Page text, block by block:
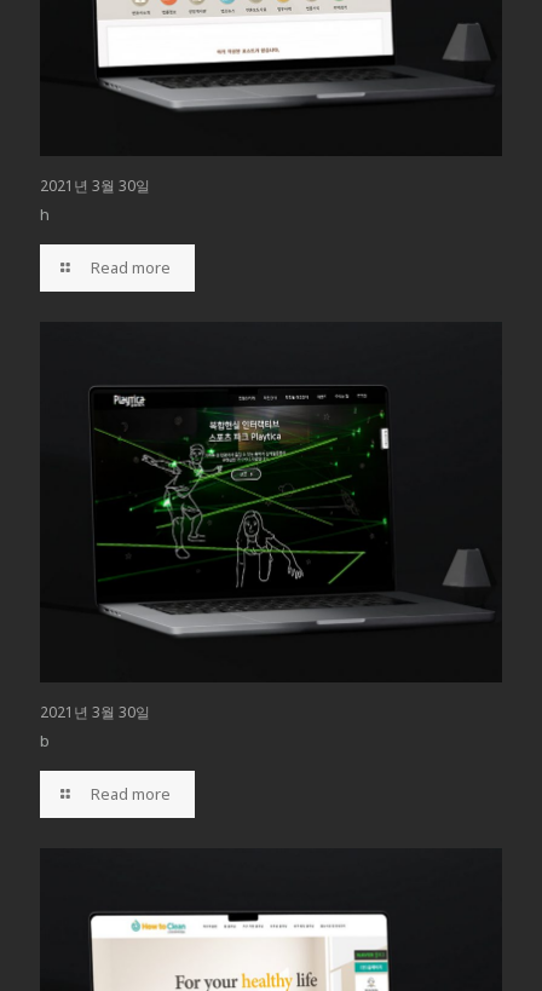
2021년 3월 30일
h
Read more
2021년 3월 30일
b
Read more